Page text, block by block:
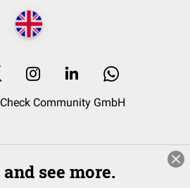
Community GmbH
see more.